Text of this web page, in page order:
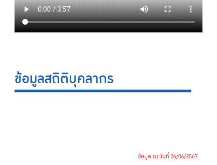
ข้อมูลสถิติบุคลากร
ข้อมูล ณ วันที่ 26/06/2567